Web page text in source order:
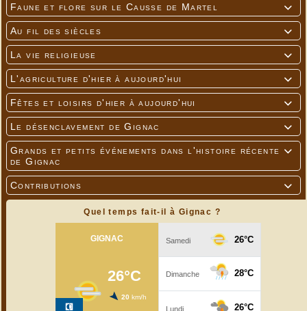

Faune et flore sur le Causse de Martel

Au fil des siècles

La vie religieuse

L'agriculture d'hier à aujourd'hui

Fêtes et loisirs d'hier à aujourd'hui

Le désenclavement de Gignac

Grands et petits événements dans l'histoire récente
de Gignac

Contributions
Quel temps fait-il à Gignac ?